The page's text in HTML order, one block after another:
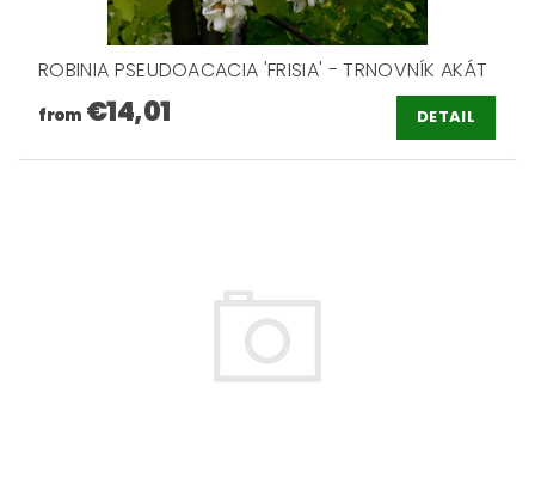
ROBINIA PSEUDOACACIA 'FRISIA' - TRNOVNÍK AKÁT
from €14,01 DETAIL